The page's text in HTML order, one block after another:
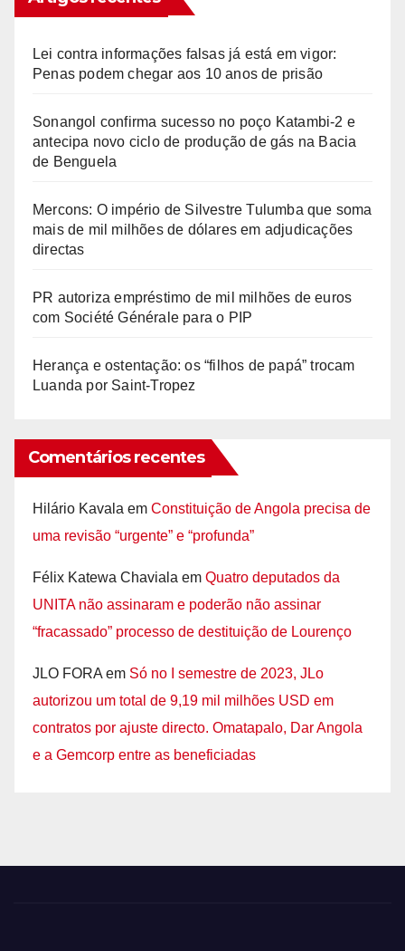
Lei contra informações falsas já está em vigor:
Penas podem chegar aos 10 anos de prisão
Sonangol confirma sucesso no poço Katambi-2 e
antecipa novo ciclo de produção de gás na Bacia
de Benguela
Mercons: O império de Silvestre Tulumba que soma
mais de mil milhões de dólares em adjudicações
directas
PR autoriza empréstimo de mil milhões de euros
com Société Générale para o PIP
Herança e ostentação: os “filhos de papá” trocam
Luanda por Saint-Tropez
Comentários recentes
Hilário Kavala em Constituição de Angola precisa de
uma revisão “urgente” e “profunda”
Félix Katewa Chaviala em Quatro deputados da
UNITA não assinaram e poderão não assinar
“fracassado” processo de destituição de Lourenço
JLO FORA em Só no I semestre de 2023, JLo
autorizou um total de 9,19 mil milhões USD em
contratos por ajuste directo. Omatapalo, Dar Angola
e a Gemcorp entre as beneficiadas